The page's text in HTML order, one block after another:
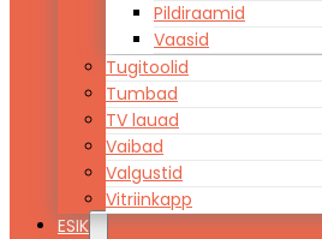
Pildiraamid
Vaasid
Tugitoolid
Tumbad
TV lauad
Vaibad
Valgustid
Vitriinkapp
ESIK